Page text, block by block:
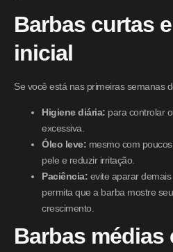
Barbas curtas
inicial
Se você está nas primeiras semanas
Higiene diária: para controlar
excessiva.
Óleo leve: mesmo com
pele e reduzir irritação.
Paciência: evite aparar
permita que a barba mostre
crescimento.
Barbas médias